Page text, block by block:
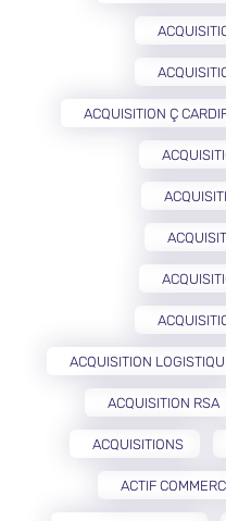
ACQUISITION Ç
ACQUISITION
ACQUISITION RSA
ACQUISITIONS
ACTIF